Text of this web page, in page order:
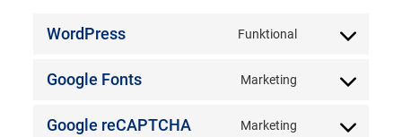
WordPress Funktional
Consent
wordpress
Google Fonts Marketing
Consent
Google reCAPTCHA Marketing
Consent